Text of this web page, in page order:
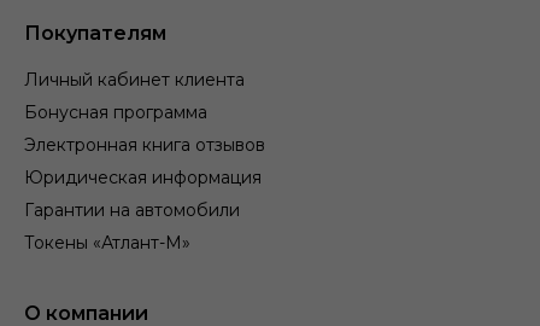
Покупателям
Личный кабинет клиента
Бонусная программа
Электронная книга отзывов
Юридическая информация
Гарантии на автомобили
Токены «Атлант-М»
О компании